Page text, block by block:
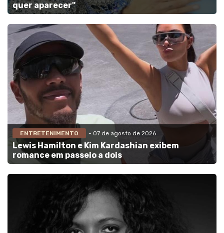
quer aparecer"
ENTRETENIMENTO - 07 de agosto de 2026
Lewis Hamilton e Kim Kardashian exibem
romance em passeio a dois